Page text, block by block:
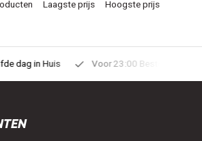
Laagste prijs Hoogste prijs
Morgen in Huis! Gratis Verzonden